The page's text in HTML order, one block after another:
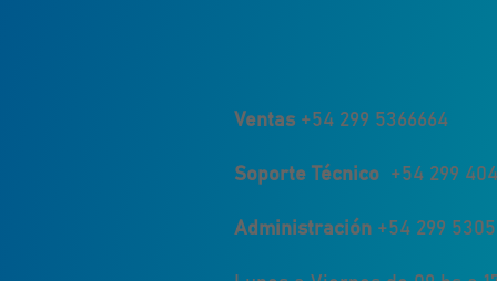
Ventas +54 299 5366664
Soporte Técnico +54 299
Administración +54 299